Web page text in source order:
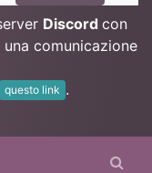
Discord con
comunicazione
questo link .